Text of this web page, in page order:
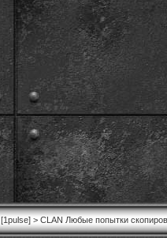
[1pulse] > CLAN Любые попытки